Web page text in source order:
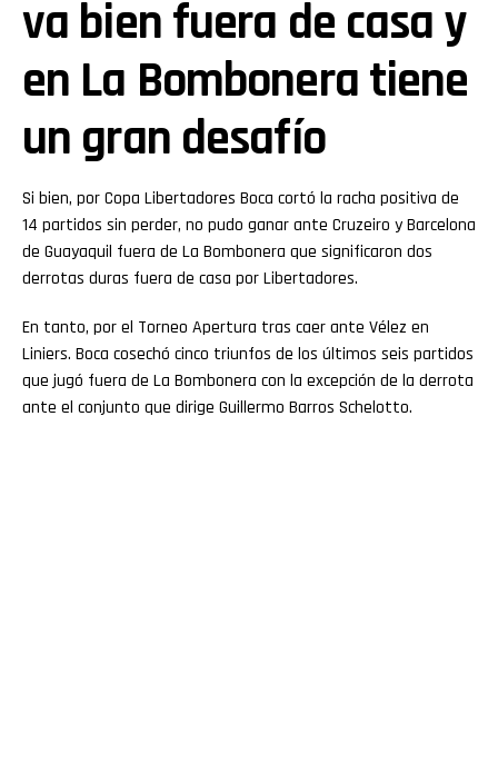
va bien fuera de casa y
en La Bombonera tiene
un gran desafío
Si bien, por Copa Libertadores Boca cortó la racha positiva de
14 partidos sin perder, no pudo ganar ante Cruzeiro y Barcelona
de Guayaquil fuera de La Bombonera que significaron dos
derrotas duras fuera de casa por Libertadores.
En tanto, por el Torneo Apertura tras caer ante Vélez en
Liniers. Boca cosechó cinco triunfos de los últimos seis partidos
que jugó fuera de La Bombonera con la excepción de la derrota
ante el conjunto que dirige Guillermo Barros Schelotto.